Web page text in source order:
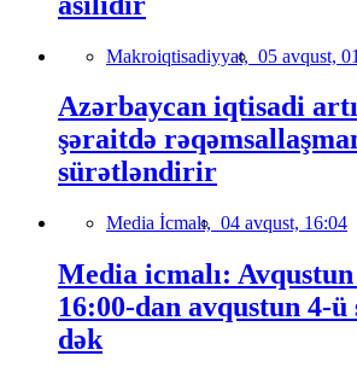
Makroiqtisadiyyat, 05 avqust,
Azərbaycan iqtisadi
şəraitdə
sürətləndirir
Media İcmalı, 04 avqust, 16:04
Media icmalı:
16:00-dan avqustun 4-ü
dək